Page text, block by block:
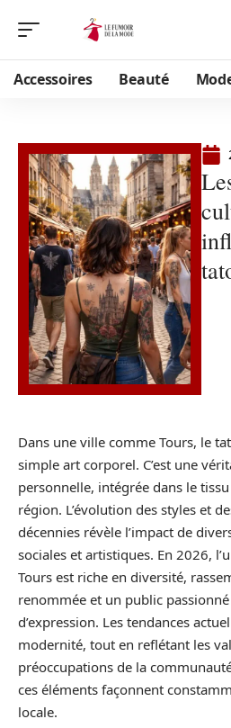
Accessoires Beauté
Dans une ville comme Tours, le
simple art corporel. C’est une
personnelle, intégrée dans le
région. L’évolution des styles et
décennies révèle l’impact de
sociales et artistiques. En 2026,
Tours est riche en diversité,
renommée et un public
d’expression. Les tendances
modernité, tout en reflétant les
préoccupations de la
ces éléments façonnent
locale.